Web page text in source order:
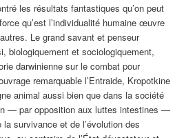
les résultats fantastiques qu’on peut
qu’est l’individualité humaine œuvre
Le grand savant et penseur
biologiquement et sociologiquement,
darwinienne sur le combat pour
remarquable l’Entraide, Kropotkine
animal aussi bien que dans la société
— par opposition aux luttes intestines —
survivance et de l’évolution des